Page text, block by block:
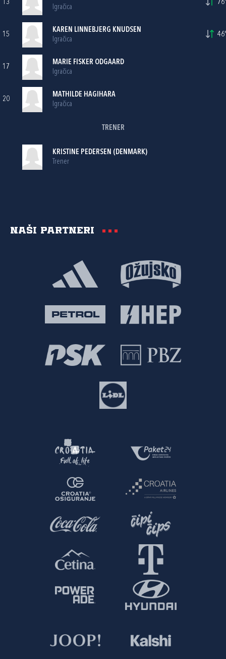
13
Igračica
76'
15
KAREN LINNEBJERG KNUDSEN
Igračica
46'
17
MARIE FISKER ODGAARD
Igračica
20
MATHILDE HAGIHARA
Igračica
TRENER
KRISTINE PEDERSEN (DENMARK)
Trener
Naši partneri